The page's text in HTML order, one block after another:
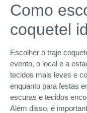
Como
coquetel
Escolher o traje
evento, o local e a
tecidos mais leves e
enquanto para festas
escuras e tecidos
Além disso, é